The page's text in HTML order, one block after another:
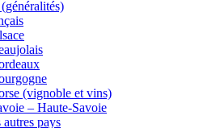
(vignoble et vins)
– Haute-Savoie
pays